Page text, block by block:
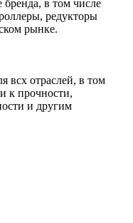
бренда, в том числе
редукторы
рынке.
всх отраслей, в том
к прочности,
и другим